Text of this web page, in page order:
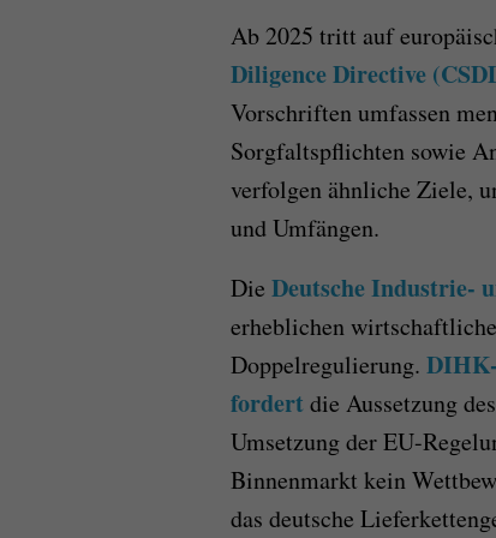
Ab 2025 tritt auf
Diligence Directive
Vorschriften umfassen
Sorgfaltspflichten sowie
verfolgen ähnliche Ziele,
und Umfängen.
Die Deutsche Industrie-
erheblichen
Doppelregulierung.
fordert die Aussetzung
Umsetzung der EU-
Binnenmarkt kein
das deutsche